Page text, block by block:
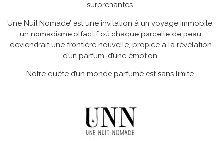
surprenantes.
Une Nuit Nomade’ est une invitation à un voyage immobile,
un nomadisme olfactif où chaque parcelle de peau
deviendrait une frontière nouvelle, propice à la révélation
d’un parfum, d’une émotion.
Notre quête d’un monde parfumé est sans limite.